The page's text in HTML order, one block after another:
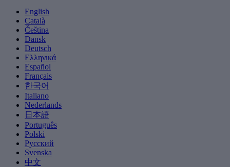
English
Català
Čeština
Dansk
Deutsch
Ελληνικά
Español
Français
한국어
Italiano
Nederlands
日本語
Português
Polski
Русский
Svenska
中文